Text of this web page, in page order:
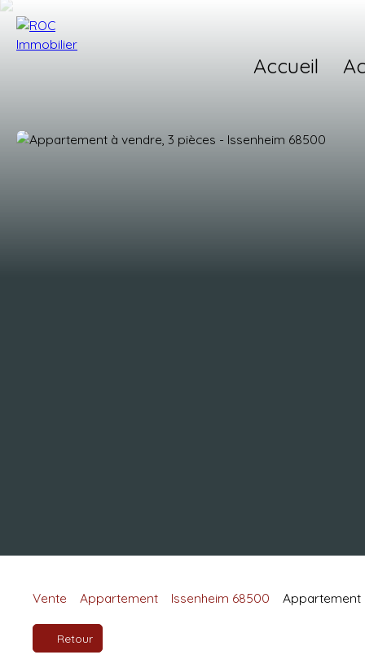
Accueil
Vente Appartement Issenheim 68500 Appartement
Retour